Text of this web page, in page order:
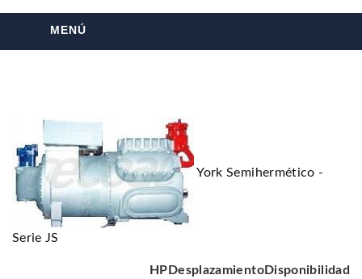
MENÚ
York Semihermético -
Serie JS
HP DesplazamientoDisponibilidad